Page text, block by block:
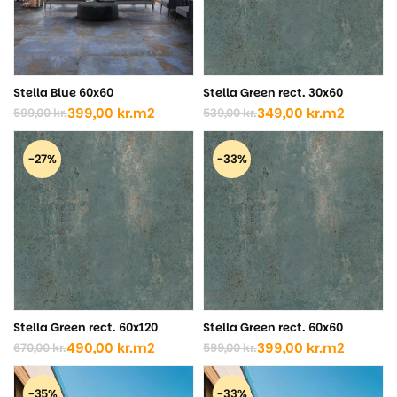
Stella Blue 60x60
599,00kr.
Den
oprindelige
pris
var:
599,00 kr..
399,00 kr.
Den
aktuelle
pris
er:
399,00 kr..
m2
Stella Green rect. 30x60
539,00kr.
Den
oprindelige
pris
var:
539,00 kr..
349,00 kr.
Den
aktuelle
pris
er:
349,00 kr..
m2
-27%
Stella Green rect. 60x120
670,00kr.
Den
oprindelige
pris
490,00 kr.
Den
aktuelle
pris
m2
-33%
Stella Green rect. 60x60
599,00kr.
Den
oprindelige
pris
399,00 kr.
Den
aktuelle
pris
m2
-35% -33%